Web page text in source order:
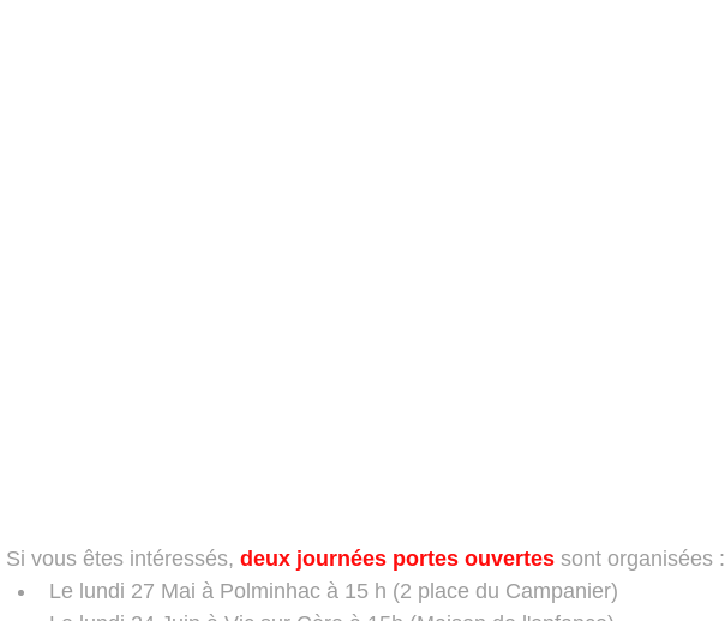
Si vous êtes intéressés, deux journées portes ouvertes sont organisées :
Le lundi 27 Mai à Polminhac à 15 h (2 place du Campanier)